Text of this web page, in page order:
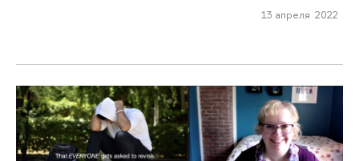
13 апреля 2022